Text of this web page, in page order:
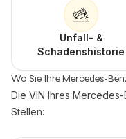
Unfall- &
Schadenshistorie
Wo Sie Ihre Mercedes-
Die VIN Ihres
Stellen: